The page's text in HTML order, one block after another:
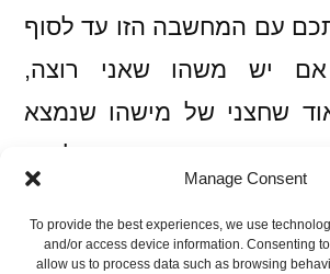
Manage Consent
To provide the best experiences, we use
and/or access device information. Consenting
allow us to process data such as browsing
עם המחשבה הזו עד לסוף
יש משהו שאני רוצה,
שחצני של מישהו שנמצא
כבר 5 שנים וראה כבר כמעט הכל, זה
לכם שהתשובה שלי לשאלה